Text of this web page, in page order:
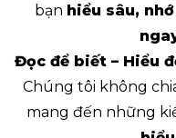
bạn hiểu sâu,
Đọc để biết – Hiểu
Chúng tôi không
mang đến những